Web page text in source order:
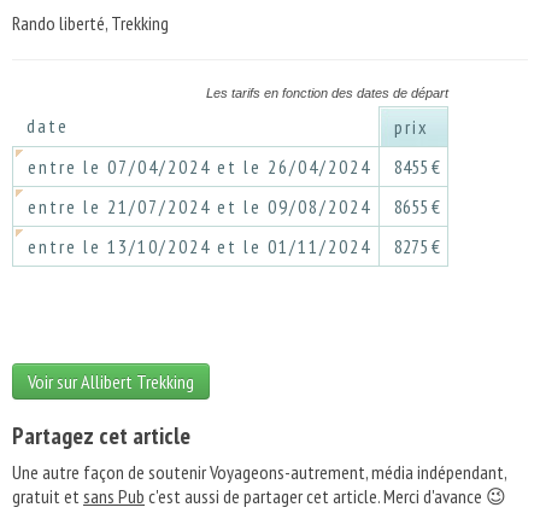
Rando liberté, Trekking
Les tarifs en fonction des dates de départ
date
prix
entre le 07/04/2024 et le 26/04/2024
8455 €
entre le 21/07/2024 et le 09/08/2024
8655 €
entre le 13/10/2024 et le 01/11/2024
8275 €
Voir sur Allibert Trekking
Partagez cet article
Une autre façon de soutenir Voyageons-autrement, média indépendant,
gratuit etsans Pub c'est aussi de partager cet article. Merci d'avance 😉